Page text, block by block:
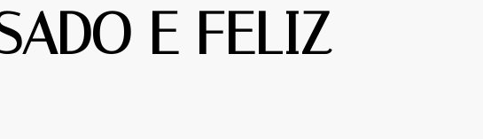
E FELIZ